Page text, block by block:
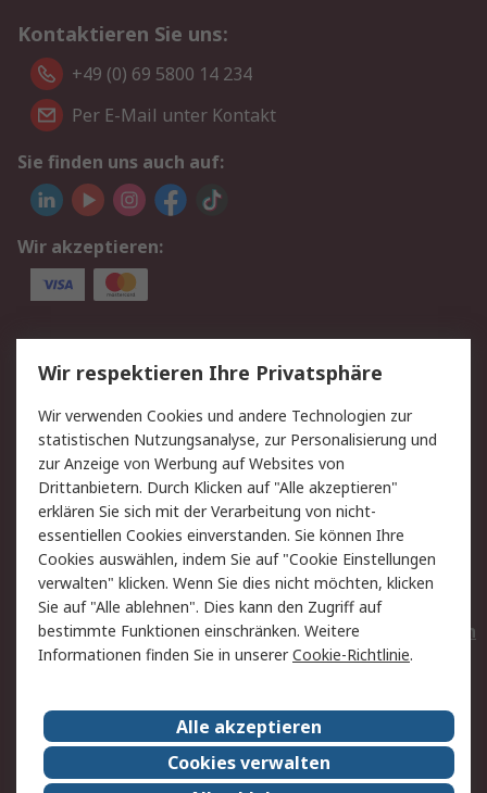
Kontaktieren Sie uns:
+49 (0) 69 5800 14 234
Per E-Mail unter Kontakt
Sie finden uns auch auf:
Wir akzeptieren:
Service
Value Added Services
Lieferlösungen
Rücksendungen
Kontakt
Hilfe
Privatkunden
Rechtliches
AGB
Datenschutz
Cookie-Richtlinie
Zahlungsbedingungen
Copyright/Impressum
Entsorgung
Elektrogeräte/Batterien
RS weltweit
Karriere bei RS
Nachhaltigkeit
Qualität/Umwelt/ZertifikatePresse-Center
Wir respektieren Ihre Privatsphäre
Wir verwenden Cookies und andere Technologien zur
statistischen Nutzungsanalyse, zur Personalisierung und
zur Anzeige von Werbung auf Websites von
Drittanbietern. Durch Klicken auf "Alle akzeptieren"
erklären Sie sich mit der Verarbeitung von nicht-
essentiellen Cookies einverstanden. Sie können Ihre
Cookies auswählen, indem Sie auf "Cookie Einstellungen
verwalten" klicken. Wenn Sie dies nicht möchten, klicken
Sie auf "Alle ablehnen". Dies kann den Zugriff auf
bestimmte Funktionen einschränken. Weitere
Informationen finden Sie in unsererCookie-Richtlinie.
Alle akzeptieren
Cookies verwalten